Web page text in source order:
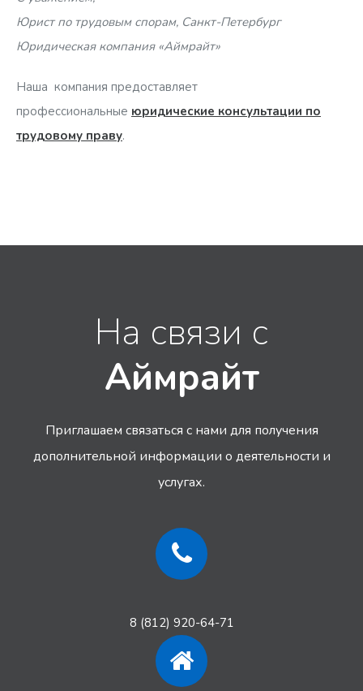
Юрист по трудовым спорам, Санкт-Петербург
Юридическая компания «Аймрайт»
Наша компания предоставляет
профессиональные юридические консультации по
трудовому праву.
На связи с
Аймрайт
Приглашаем связаться с нами для получения
дополнительной информации о деятельности и
услугах.
8 (812) 920-64-71